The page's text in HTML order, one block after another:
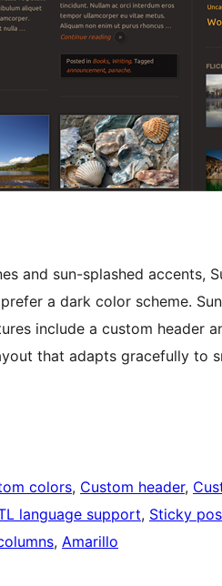
and sun-splashed accents,
a dark color scheme.
include a custom header
that adapts gracefully to
colors, Custom header,
language support, Sticky
, Amarillo